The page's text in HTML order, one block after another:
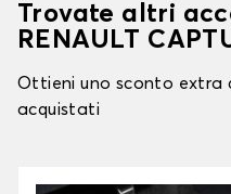
Trovate altri
RENAULT
Ottieni uno sconto extra
acquistati